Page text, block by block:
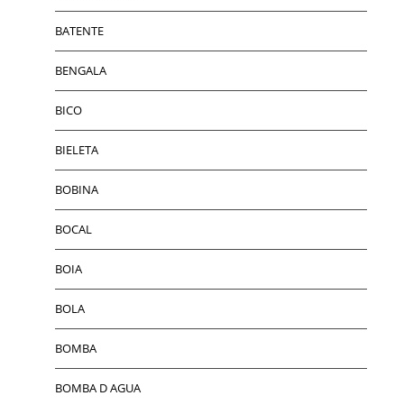
BATENTE
BENGALA
BICO
BIELETA
BOBINA
BOCAL
BOIA
BOLA
BOMBA
BOMBA D AGUA